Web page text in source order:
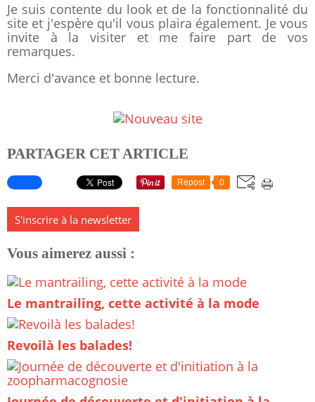
Je suis contente du look et de la fonctionnalité du
site et j'espère qu'il vous plaira également. Je vous
invite à la visiter et me faire part de vos
remarques.
Merci d'avance et bonne lecture.
PARTAGER CET ARTICLE
Repost 0
S'inscrire à la newsletter
Vous aimerez aussi :
Le mantrailing, cette activité à la mode
Revoilà les balades!